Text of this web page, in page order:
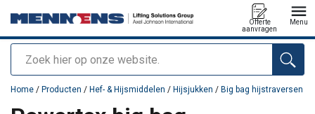
Zoeken
Offerte
aanvragen
Menu
toegevoegd aan uw offerte
Home / Producten / Hef- & Hijsmiddelen / Hijsjukken / Big bag hijstraversen